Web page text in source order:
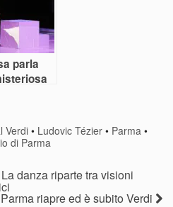
parla
Verdi• Ludovic Tézier • Parma •
di Parma
danza riparte tra visioni
riapre ed è subito Verdi